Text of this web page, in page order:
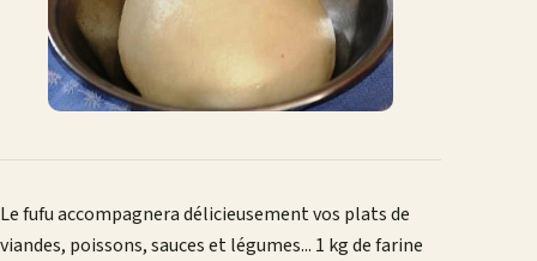
Le fufu accompagnera délicieusement vos plats de
viandes, poissons, sauces et légumes... 1 kg de farine